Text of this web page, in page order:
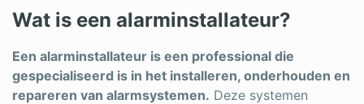
Bent u een vakspecialist?
Wat is een alarminstallateur?
Een alarminstallateur is een professional die
gespecialiseerd is in het installeren, onderhouden en
repareren van alarmsystemen. Deze systemen